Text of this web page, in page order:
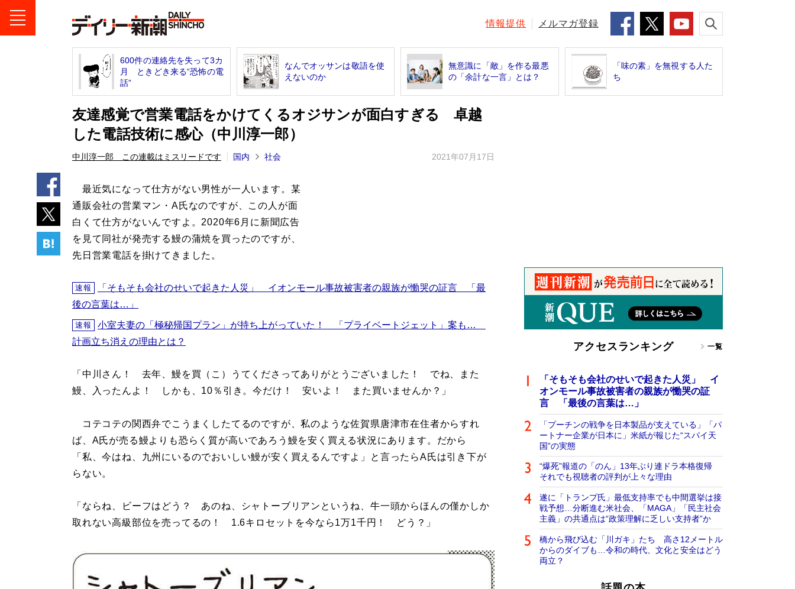
情報提供 メルマガ登録
600件の連絡先を失って3カ
月 ときどき来る“恐怖の電
話”
なんでオッサンは敬語を使
えないのか
無意識に「敵」を作る最悪
の「余計な一言」とは？
「味の素」を無視する人た
ち
友達感覚で営業電話をかけてくるオジサンが面白すぎる 卓越
した電話技術に感心（中川淳一郎）
中川淳一郎 この連載はミスリードです 国内 社会 2021年07月17日
最近気になって仕方がない男性が一人います。某
通販会社の営業マン・A氏なのですが、この人が面
白くて仕方がないんですよ。2020年6月に新聞広告
を見て同社が発売する鰻の蒲焼を買ったのですが、
先日営業電話を掛けてきました。
速報
「そもそも会社のせいで起きた人災」 イオンモール事故被害者の親族が慟哭の証言 「最
後の言葉は…」
速報
小室夫妻の「極秘帰国プラン」が持ち上がっていた！ 「プライベートジェット」案も…
計画立ち消えの理由とは？
「中川さん！ 去年、鰻を買（こ）うてくださってありがとうございました！ でね、また
鰻、入ったんよ！ しかも、10％引き。今だけ！ 安いよ！ また買いませんか？」
コテコテの関西弁でこうまくしたてるのですが、私のような佐賀県唐津市在住者からすれ
ば、A氏が売る鰻よりも恐らく質が高いであろう鰻を安く買える状況にあります。だから
「私、今はね、九州にいるのでおいしい鰻が安く買えるんですよ」と言ったらA氏は引き下が
らない。
「ならね、ビーフはどう？ あのね、シャトーブリアンというね、牛一頭からほんの僅かしか
取れない高級部位を売ってるの！ 1.6キロセットを今なら1万1千円！ どう？」
アクセスランキング 一覧
「そもそも会社のせいで起きた人災」 イ
オンモール事故被害者の親族が慟哭の証
言 「最後の言葉は…」
「プーチンの戦争を日本製品が支えている」「パ
ートナー企業が日本に」米紙が報じた“スパイ天
国”の実態
“爆死”報道の「のん」13年ぶり連ドラ本格復帰
それでも視聴者の評判が上々な理由
遂に「トランプ氏」最低支持率でも中間選挙は接
戦予想…分断進む米社会、「MAGA」「民主社会
主義」の共通点は“政策理解に乏しい支持者”か
橋から飛び込む「川ガキ」たち 高さ12メートル
からのダイブも…令和の時代、文化と安全はどう
両立？